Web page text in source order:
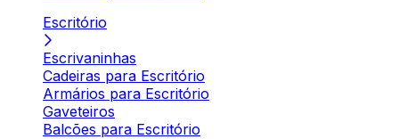
Escritório
Escrivaninhas
Cadeiras para Escritório
Armários para Escritório
Gaveteiros
Balcões para Escritório